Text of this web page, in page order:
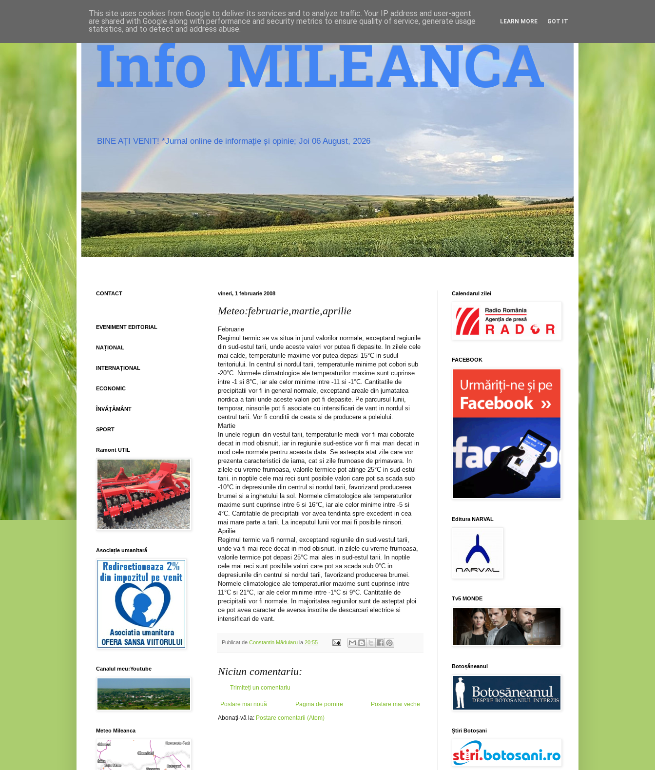
Info MILEANCA
BINE AȚI VENIT! *Jurnal online de informație și opinie; Joi 06 August, 2026
vineri, 1 februarie 2008
Meteo:februarie,martie,aprilie
Februarie
Regimul termic se va situa in jurul valorilor normale, exceptand regiunile
din sud-estul tarii, unde aceste valori vor putea fi depasite. In zilele cele
mai calde, temperaturile maxime vor putea depasi 15°C in sudul
teritoriului. In centrul si nordul tarii, temperaturile minime pot cobori sub
-20°C. Normele climatologice ale temperaturilor maxime sunt cuprinse
intre -1 si 8°C, iar ale celor minime intre -11 si -1°C. Cantitatile de
precipitatii vor fi in general normale, exceptand areale din jumatatea
nordica a tarii unde aceste valori pot fi depasite. Pe parcursul lunii,
temporar, ninsorile pot fi asociate cu intensificari de vant in nordul si
centrul tarii. Vor fi conditii de ceata si de producere a poleiului.
Martie
In unele regiuni din vestul tarii, temperaturile medii vor fi mai coborate
decat in mod obisnuit, iar in regiunile sud-estice vor fi mai mari decat in
mod cele normale pentru aceasta data. Se asteapta atat zile care vor
prezenta caracteristici de iarna, cat si zile frumoase de primavara. In
zilele cu vreme frumoasa, valorile termice pot atinge 25°C in sud-estul
tarii. in noptile cele mai reci sunt posibile valori care pot sa scada sub
-10°C in depresiunile din centrul si nordul tarii, favorizand producerea
brumei si a inghetului la sol. Normele climatologice ale temperaturilor
maxime sunt cuprinse intre 6 si 16°C, iar ale celor minime intre -5 si
4°C. Cantitatile de precipitatii vor avea tendinta spre excedent in cea
mai mare parte a tarii. La inceputul lunii vor mai fi posibile ninsori.
Aprilie
Regimul termic va fi normal, exceptand regiunile din sud-vestul tarii,
unde va fi mai rece decat in mod obisnuit. in zilele cu vreme frumoasa,
valorile termice pot depasi 25°C mai ales in sud-estul tarii. In noptile
cele mai reci sunt posibile valori care pot sa scada sub 0°C in
depresiunile din centrul si nordul tarii, favorizand producerea brumei.
Normele climatologice ale temperaturilor maxime sunt cuprinse intre
11°C si 21°C, iar ale celor minime intre -1°C si 9°C. Cantitatile de
precipitatii vor fi normale. In majoritatea regiunilor sunt de asteptat ploi
ce pot avea caracter de aversa insotite de descarcari electrice si
intensificari de vant.
Publicat de Constantin Mădularu la 20:55
Niciun comentariu:
Trimiteți un comentariu
Postare mai nouă Postare mai veche
Pagina de pornire
Abonați-vă la: Postare comentarii (Atom)
CONTACT
EVENIMENT EDITORIAL
NAȚIONAL
INTERNAȚIONAL
ECONOMIC
ÎNVĂȚĂMÂNT
SPORT
Ramont UTIL
Asociație umanitară
Canalul meu:Youtube
Meteo Mileanca
Calendarul zilei
FACEBOOK
Editura NARVAL
Tv5 MONDE
Botoșăneanul
Știri Botoșani
This site uses cookies from Google to deliver its services and to analyze traffic. Your IP address and user-agent
are shared with Google along with performance and security metrics to ensure quality of service, generate usage
statistics, and to detect and address abuse.
LEARN MORE GOT IT